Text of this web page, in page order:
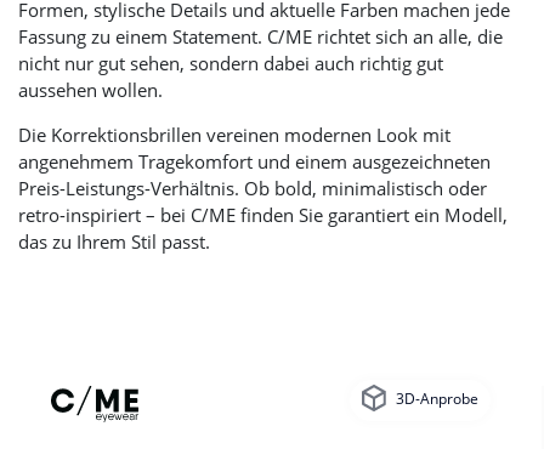
Formen, stylische Details und aktuelle Farben machen jede
Fassung zu einem Statement. C/ME richtet sich an alle, die
nicht nur gut sehen, sondern dabei auch richtig gut
aussehen wollen.
Die Korrektionsbrillen vereinen modernen Look mit
angenehmem Tragekomfort und einem ausgezeichneten
Preis-Leistungs-Verhältnis. Ob bold, minimalistisch oder
retro-inspiriert – bei C/ME finden Sie garantiert ein Modell,
das zu Ihrem Stil passt.
3D-Anprobe